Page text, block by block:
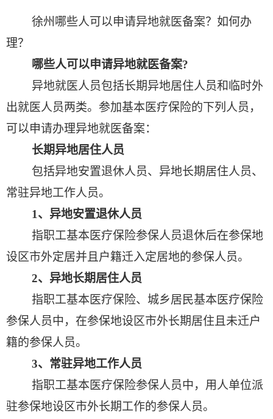
徐州哪些人可以申请异地就医备案？如何办
理？
哪些人可以申请异地就医备案?
异地就医人员包括长期异地居住人员和临时外
出就医人员两类。参加基本医疗保险的下列人员，
可以申请办理异地就医备案：
长期异地居住人员
包括异地安置退休人员、异地长期居住人员、
常驻异地工作人员。
1、异地安置退休人员
指职工基本医疗保险参保人员退休后在参保地
设区市外定居并且户籍迁入定居地的参保人员。
2、异地长期居住人员
指职工基本医疗保险、城乡居民基本医疗保险
参保人员中，在参保地设区市外长期居住且未迁户
籍的参保人员。
3、常驻异地工作人员
指职工基本医疗保险参保人员中，用人单位派
驻参保地设区市外长期工作的参保人员。